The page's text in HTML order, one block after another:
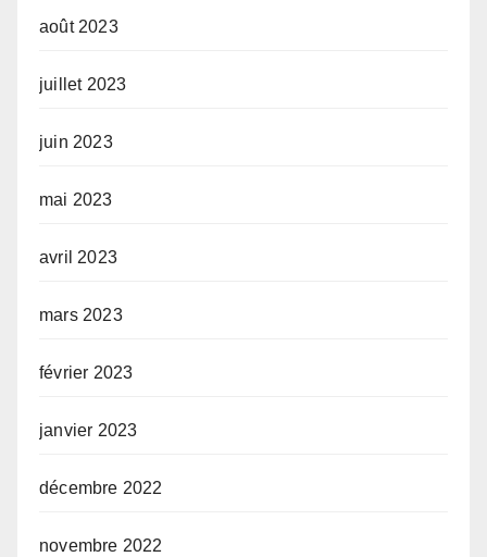
août 2023
juillet 2023
juin 2023
mai 2023
avril 2023
mars 2023
février 2023
janvier 2023
décembre 2022
novembre 2022